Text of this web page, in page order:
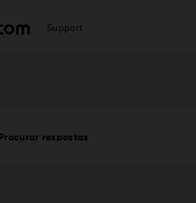
Support
Procurar respostas